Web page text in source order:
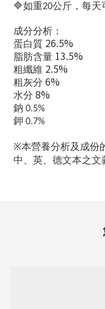
🔷如重20公斤，每天
成分分析：
蛋白質 26.5%
脂肪含量 13.5%
粗纖維 2.5%
粗灰分 6%
水分 8%
鈉 0.5%
鉀 0.7%
※本營養分析及成份
中、英、德文本之文